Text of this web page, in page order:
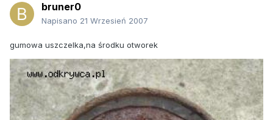
bruner0
Napisano 21 Wrzesień 2007
gumowa uszczelka,na środku otworek